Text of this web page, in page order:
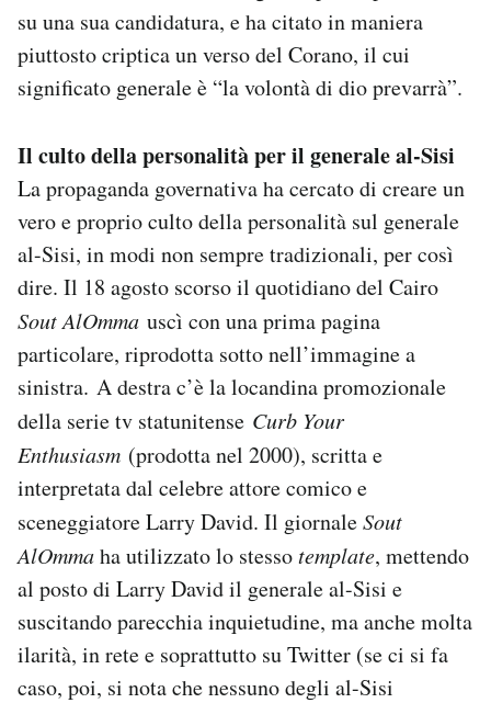
su una sua candidatura, e ha citato in maniera
piuttosto criptica un verso del Corano, il cui
significato generale è “la volontà di dio prevarrà”.
Il culto della personalità per il generale al-Sisi
La propaganda governativa ha cercato di creare un
vero e proprio culto della personalità sul generale
al-Sisi, in modi non sempre tradizionali, per così
dire. Il 18 agosto scorso il quotidiano del Cairo
Sout AlOmma uscì con una prima pagina
particolare, riprodotta sotto nell’immagine a
sinistra. A destra c’è la locandina promozionale
della serie tv statunitense Curb Your
Enthusiasm (prodotta nel 2000), scritta e
interpretata dal celebre attore comico e
sceneggiatore Larry David. Il giornaleSout
AlOmmaha utilizzato lo stessotemplate, mettendo
al posto di Larry David il generale al-Sisi e
suscitando parecchia inquietudine, ma anche molta
ilarità, in rete e soprattutto su Twitter (se ci si fa
caso, poi, si nota che nessuno degli al-Sisi